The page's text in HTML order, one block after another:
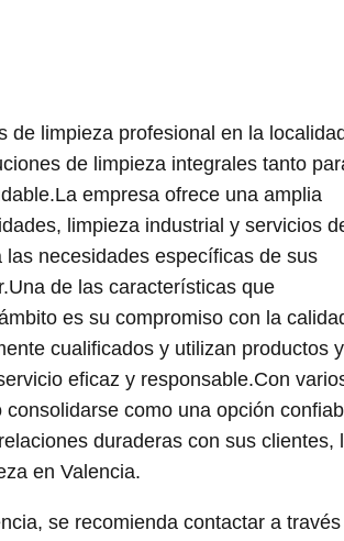
de limpieza profesional en la localidad
de limpieza integrales tanto
empresa ofrece una amplia
limpieza industrial y servicios
necesidades específicas de sus
de las características que
es su compromiso con la
cualificados y utilizan productos y
eficaz y responsable.Con
como una opción
duraderas con sus clientes,
en Valencia.
se recomienda contactar a